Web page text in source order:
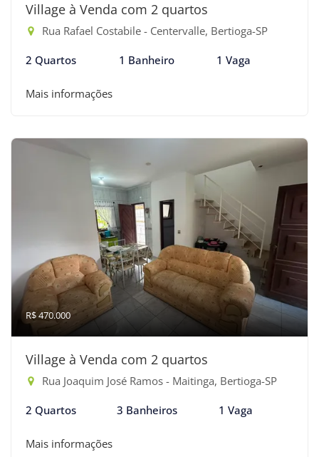
Village à Venda com 2 quartos
Rua Rafael Costabile - Centervalle, Bertioga-SP
2 Quartos 1 Banheiro 1 Vaga
Mais informações
R$ 470.000
Village à Venda com 2 quartos
Rua Joaquim José Ramos - Maitinga, Bertioga-SP
2 Quartos 3 Banheiros 1 Vaga
Mais informações